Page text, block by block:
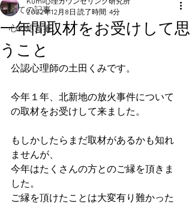
全ての記事
心の処方箋
一年間取材をお受けして思
うこと
2022年12月8日 読了時間: 4分
公認心理師の土田くみです。
今年１年、北新地の放火事件について
の取材をお受けして来ました。
もしかしたらまだ取材があるかも知れ
ませんが、
今年はたくさんの方とのご縁を頂きま
した。
ご縁を頂けたことは大変有り難かった